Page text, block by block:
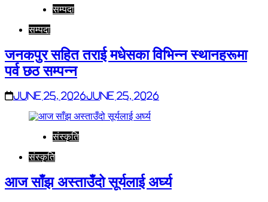
सम्पदा
सम्पदा
जनकपुर सहित तराई मधेसका विभिन्न स्थानहरूमा
पर्व छठ सम्पन्न
June 25, 2026June 25, 2026
संस्कृति
संस्कृति
आज साँझ अस्ताउँदो सूर्यलाई अर्घ्य